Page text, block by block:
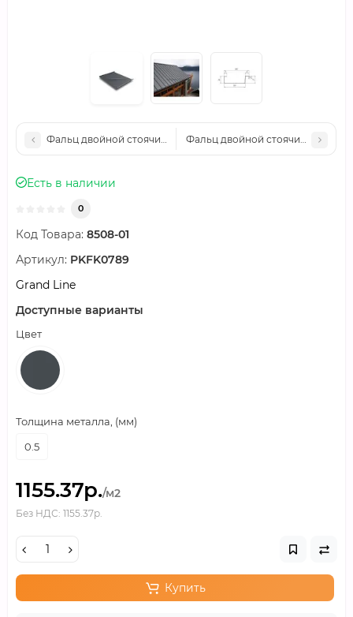
Фальц двойной стоячий Grand Line 0,5 Atlas с пленкой на
Фальц двойной стоячий Grand
Есть в наличии
0
Код Товара: 8508-01
Артикул: PKFK0789
Grand Line
Доступные варианты
Цвет
Толщина металла, (мм)
0.5
1155.37р./м2
Без НДС: 1155.37р.
Купить